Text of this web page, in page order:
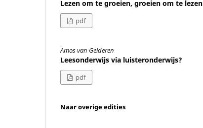
Lezen om te groeien, groeien om te lezen
pdf
Amos van Gelderen
Leesonderwijs via luisteronderwijs?
pdf
Naar overige edities